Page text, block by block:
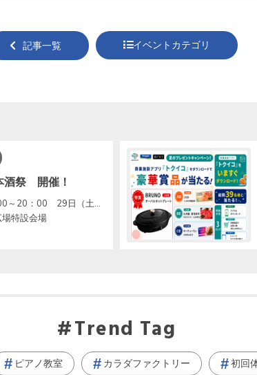
記事一覧 イベントカテゴリ
酒祭 開催！
29日（土）13：00～20：00
特設会場
Trend Tag
ピアノ教室 カラダファクトリー 初回